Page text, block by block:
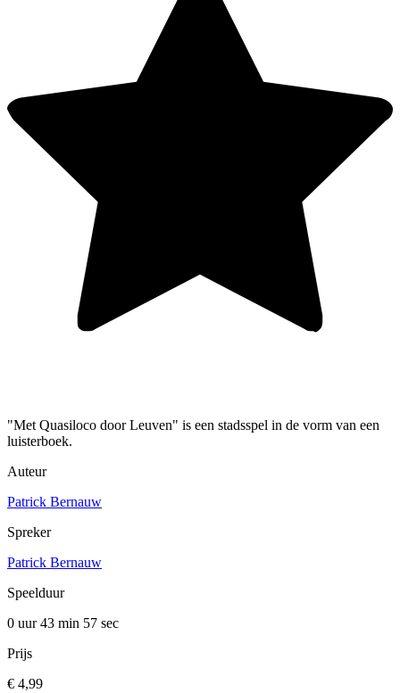
"Met Quasiloco door Leuven" is een stadsspel in de vorm van een
luisterboek.
Auteur
Patrick Bernauw
Spreker
Patrick Bernauw
Speelduur
0 uur 43 min 57 sec
Prijs
€ 4,99